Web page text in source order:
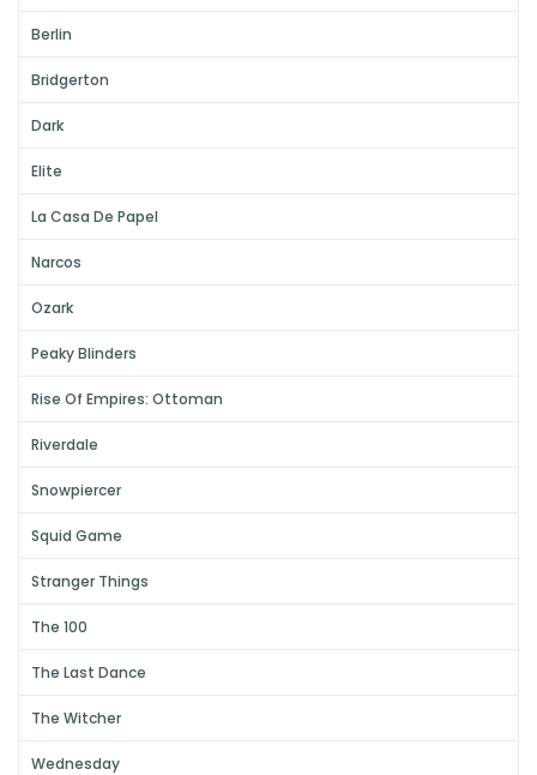
Berlin
Bridgerton
Dark
Elite
La Casa De Papel
Narcos
Ozark
Peaky Blinders
Rise Of Empires: Ottoman
Riverdale
Snowpiercer
Squid Game
Stranger Things
The 100
The Last Dance
The Witcher
Wednesday